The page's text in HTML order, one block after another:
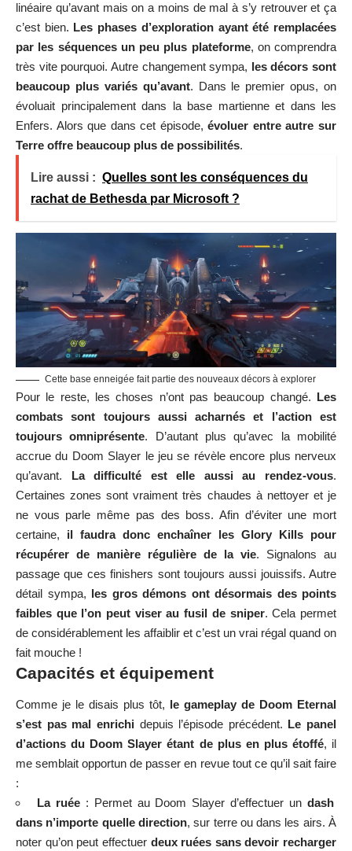
linéaire qu’avant mais on a moins de mal à s’y retrouver et ça
c’est bien. Les phases d’exploration ayant été remplacées
par les séquences un peu plus plateforme, on comprendra
très vite pourquoi. Autre changement sympa, les décors sont
beaucoup plus variés qu’avant. Dans le premier opus, on
évoluait principalement dans la base martienne et dans les
Enfers. Alors que dans cet épisode,évoluer entre autre sur
Terre offre beaucoup plus de possibilités.
Lire aussi : Quelles sont les conséquences du
rachat de Bethesda par Microsoft ?
Cette base enneigée fait partie des nouveaux décors à explorer
Pour le reste, les choses n’ont pas beaucoup changé. Les
combats sont toujours aussi acharnés et l’action est
toujours omniprésente. D’autant plus qu’avec la mobilité
accrue du Doom Slayer le jeu se révèle encore plus nerveux
qu’avant. La difficulté est elle aussi au rendez-vous.
Certaines zones sont vraiment très chaudes à nettoyer et je
ne vous parle même pas des boss. Afin d’éviter une mort
certaine, il faudra donc enchaîner les Glory Kills pour
récupérer de manière régulière de la vie. Signalons au
passage que ces finishers sont toujours aussi jouissifs. Autre
détail sympa, les gros démons ont désormais des points
faibles que l’on peut viser au fusil de sniper. Cela permet
de considérablement les affaiblir et c’est un vrai régal quand on
fait mouche !
Capacités et équipement
Comme je le disais plus tôt, le gameplay de Doom Eternal
s’est pas mal enrichidepuis l’épisode précédent. Le panel
d’actions du Doom Slayer étant de plus en plus étoffé, il
me semblait opportun de passer en revue tout ce qu’il sait faire
:
La ruée: Permet au Doom Slayer d’effectuer undash
dans n’importe quelle direction, sur terre ou dans les airs. À
noter qu’on peut effectuer deux ruées sans devoir recharger